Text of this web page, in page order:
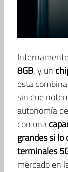
8GB, y un
esta
sin que
autonomía
con una
grandes si lo
terminales
mercado en